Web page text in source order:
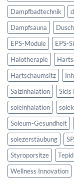
Dampfbadtechnik
Dampfsauna
EPS-Module
EPS-
Halotherapie
Hartschaumsitz
Salzinhalation
Sicis
soleinhalation
Soleum-Gesundheit
solezerstäubung
Styroporsitze
Wellness Innovation